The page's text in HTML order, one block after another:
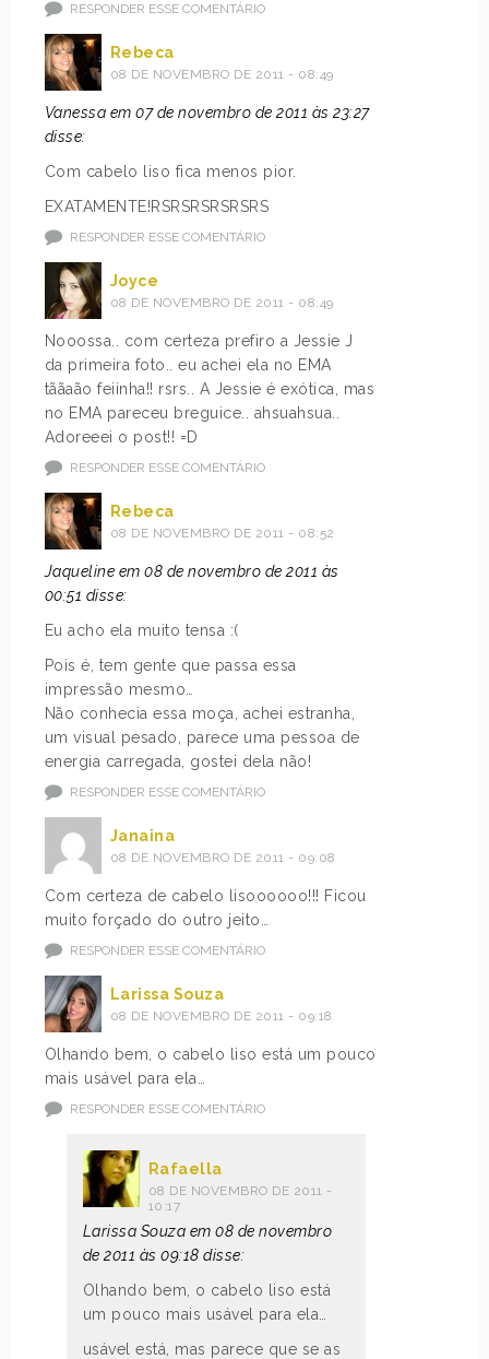
RESPONDER ESSE COMENTÁRIO
Rebeca
08 DE NOVEMBRO DE 2011 - 08:49
Vanessa em 07 de novembro de 2011 às 23:27
disse:
Com cabelo liso fica menos pior.
EXATAMENTE!RSRSRSRSRSRS
RESPONDER ESSE COMENTÁRIO
Joyce
08 DE NOVEMBRO DE 2011 - 08:49
Nooossa.. com certeza prefiro a Jessie J
da primeira foto.. eu achei ela no EMA
tããaão feiinha!! rsrs.. A Jessie é exótica, mas
no EMA pareceu breguice.. ahsuahsua..
Adoreeei o post!! =D
RESPONDER ESSE COMENTÁRIO
Rebeca
08 DE NOVEMBRO DE 2011 - 08:52
Jaqueline em 08 de novembro de 2011 às
00:51 disse:
Eu acho ela muito tensa :(
Pois é, tem gente que passa essa
impressão mesmo…
Não conhecia essa moça, achei estranha,
um visual pesado, parece uma pessoa de
energia carregada, gostei dela não!
RESPONDER ESSE COMENTÁRIO
Janaina
08 DE NOVEMBRO DE 2011 - 09:08
Com certeza de cabelo lisoooooo!!! Ficou
muito forçado do outro jeito…
RESPONDER ESSE COMENTÁRIO
Larissa Souza
08 DE NOVEMBRO DE 2011 - 09:18
Olhando bem, o cabelo liso está um pouco
mais usável para ela…
RESPONDER ESSE COMENTÁRIO
Rafaella
08 DE NOVEMBRO DE 2011 -
10:17
Larissa Souza em 08 de novembro
de 2011 às 09:18 disse:
Olhando bem, o cabelo liso está
um pouco mais usável para ela…
usável está, mas parece que se as